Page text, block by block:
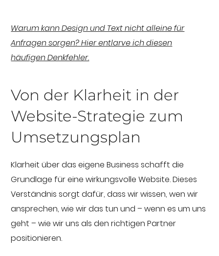
Warum kann Design und Text nicht alleine für
Anfragen sorgen? Hier entlarve ich diesen
häufigen Denkfehler.
Von der Klarheit in der
Website-Strategie zum
Umsetzungsplan
Klarheit über das eigene Business schafft die
Grundlage für eine wirkungsvolle Website. Dieses
Verständnis sorgt dafür, dass wir wissen, wen wir
ansprechen, wie wir das tun und – wenn es um uns
geht – wie wir uns als den richtigen Partner
positionieren.